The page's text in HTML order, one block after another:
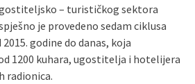
– turističkog sektora
je provedeno sedam ciklusa
godine do danas, koja
1200 kuhara, ugostitelja i hotelijera
radionica.